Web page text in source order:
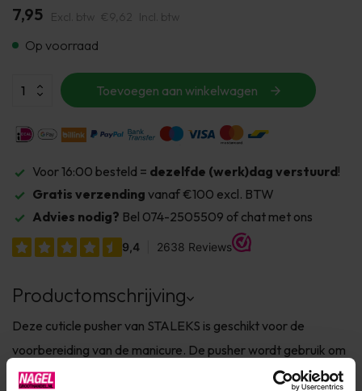
7,95 Excl. btw €9,62 Incl. btw
Op voorraad
Toevoegen aan winkelwagen
Voor 16:00 besteld = dezelfde (werk)dag verstuurd!
Gratis verzending vanaf €100 excl. BTW
Advies nodig? Bel 074-2505509 of chat met ons
Productomschrijving
Deze cuticle pusher van STALEKS is geschikt voor de
voorbereiding van de manicure. De pusher wordt gebruik om
grove en sterk vastzittende nagelriemen op te lichten en